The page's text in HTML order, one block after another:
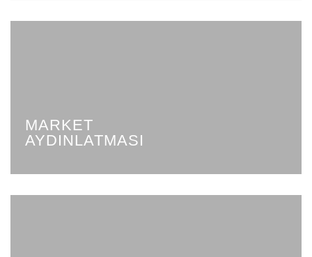
MARKET
AYDINLATMASI